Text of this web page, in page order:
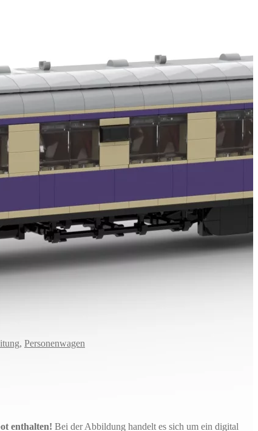
, Personenwagen
enthalten! Bei der Abbildung handelt es sich um ein digital